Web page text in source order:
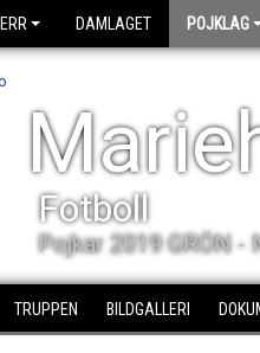
DAMLAGET POJKLAG
Fotboll
Pojkar 2019 GRÖN
TRUPPEN BILDGALLERI